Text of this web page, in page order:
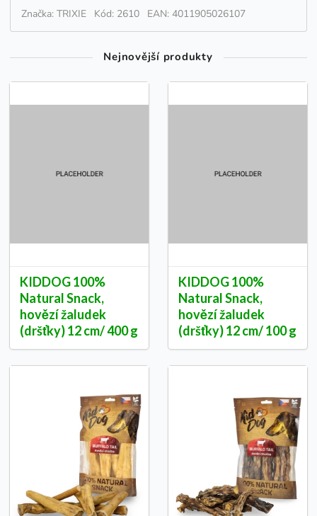
Značka: TRIXIE Kód: 2610 EAN: 4011905026107
Nejnovější produkty
KIDDOG 100%
Natural Snack,
hovězí žaludek
(dršťky) 12 cm/ 400 g
KIDDOG 100%
Natural Snack,
hovězí žaludek
(dršťky) 12 cm/ 100 g